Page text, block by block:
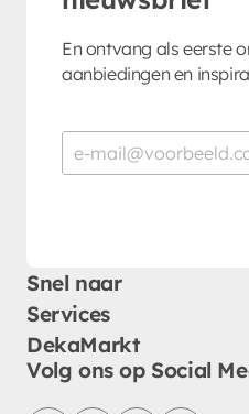
En ontvang als eerste
aanbiedingen en
Snel naar
Services
DekaMarkt
Volg ons op Social